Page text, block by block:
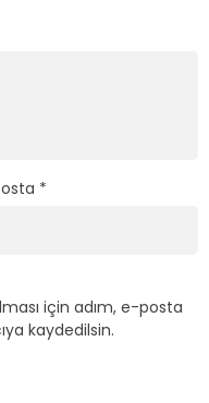
*
için adım, e-posta
kaydedilsin.